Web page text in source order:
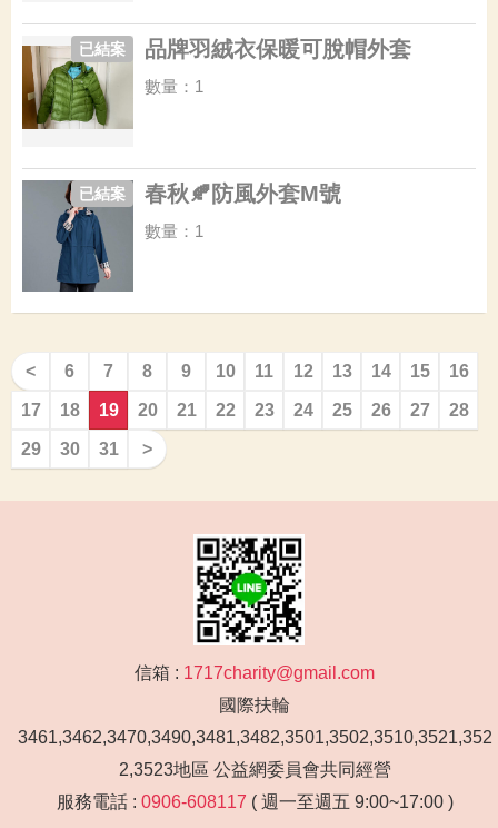
品牌羽絨衣保暖可脫帽外套
已結案
數量：1
春秋🍂防風外套M號
已結案
數量：1
< 6 7 8 9 10 11 12 13 14 15 16
17 18 19 20 21 22 23 24 25 26 27 28
29 30 31 >
信箱 : 1717charity@gmail.com
國際扶輪
3461,3462,3470,3490,3481,3482,3501,3502,3510,3521,352
2,3523地區 公益網委員會共同經營
服務電話 : 0906-608117 ( 週一至週五 9:00~17:00 )